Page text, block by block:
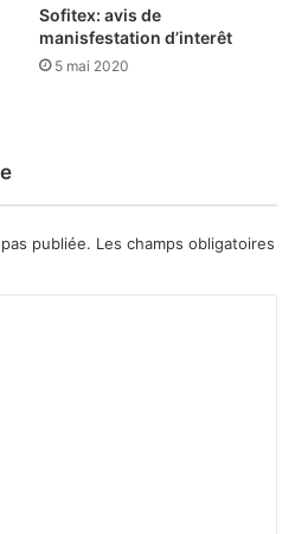
Sofitex: avis de
manisfestation d’interêt
5 mai 2020
publiée. Les champs obligatoires